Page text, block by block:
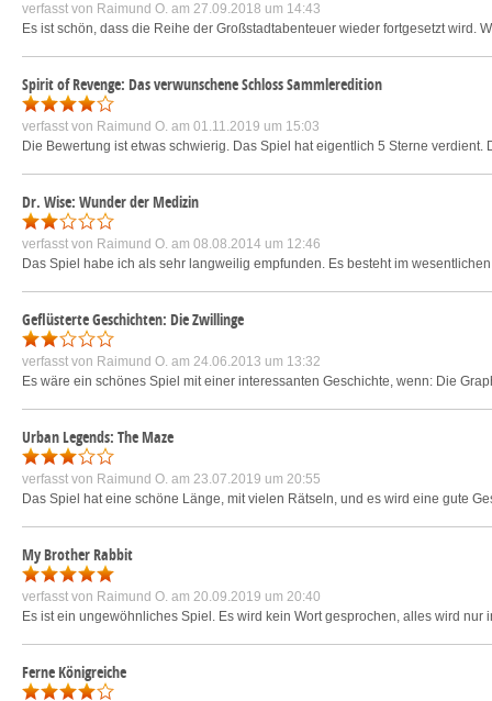
verfasst von Raimund O. am 27.09.2018 um 14:43
Es ist schön, dass die Reihe der Großstadtabenteuer wieder fortgesetzt wird.
Spirit of Revenge: Das verwunschene Schloss Sammleredition
verfasst von Raimund O. am 01.11.2019 um 15:03
Die Bewertung ist etwas schwierig. Das Spiel hat eigentlich 5 Sterne
Dr. Wise: Wunder der Medizin
verfasst von Raimund O. am 08.08.2014 um 12:46
Das Spiel habe ich als sehr langweilig empfunden. Es besteht im
Geflüsterte Geschichten: Die Zwillinge
verfasst von Raimund O. am 24.06.2013 um 13:32
Es wäre ein schönes Spiel mit einer interessanten Geschichte, wenn: Die
Urban Legends: The Maze
verfasst von Raimund O. am 23.07.2019 um 20:55
Das Spiel hat eine schöne Länge, mit vielen Rätseln, und es wird eine gute
My Brother Rabbit
verfasst von Raimund O. am 20.09.2019 um 20:40
Es ist ein ungewöhnliches Spiel. Es wird kein Wort gesprochen, alles wird
Ferne Königreiche